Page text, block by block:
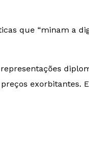
que “minam a
exorbitantes.